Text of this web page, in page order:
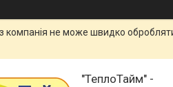
компанія не може швидко
"ТеплоТайм" -